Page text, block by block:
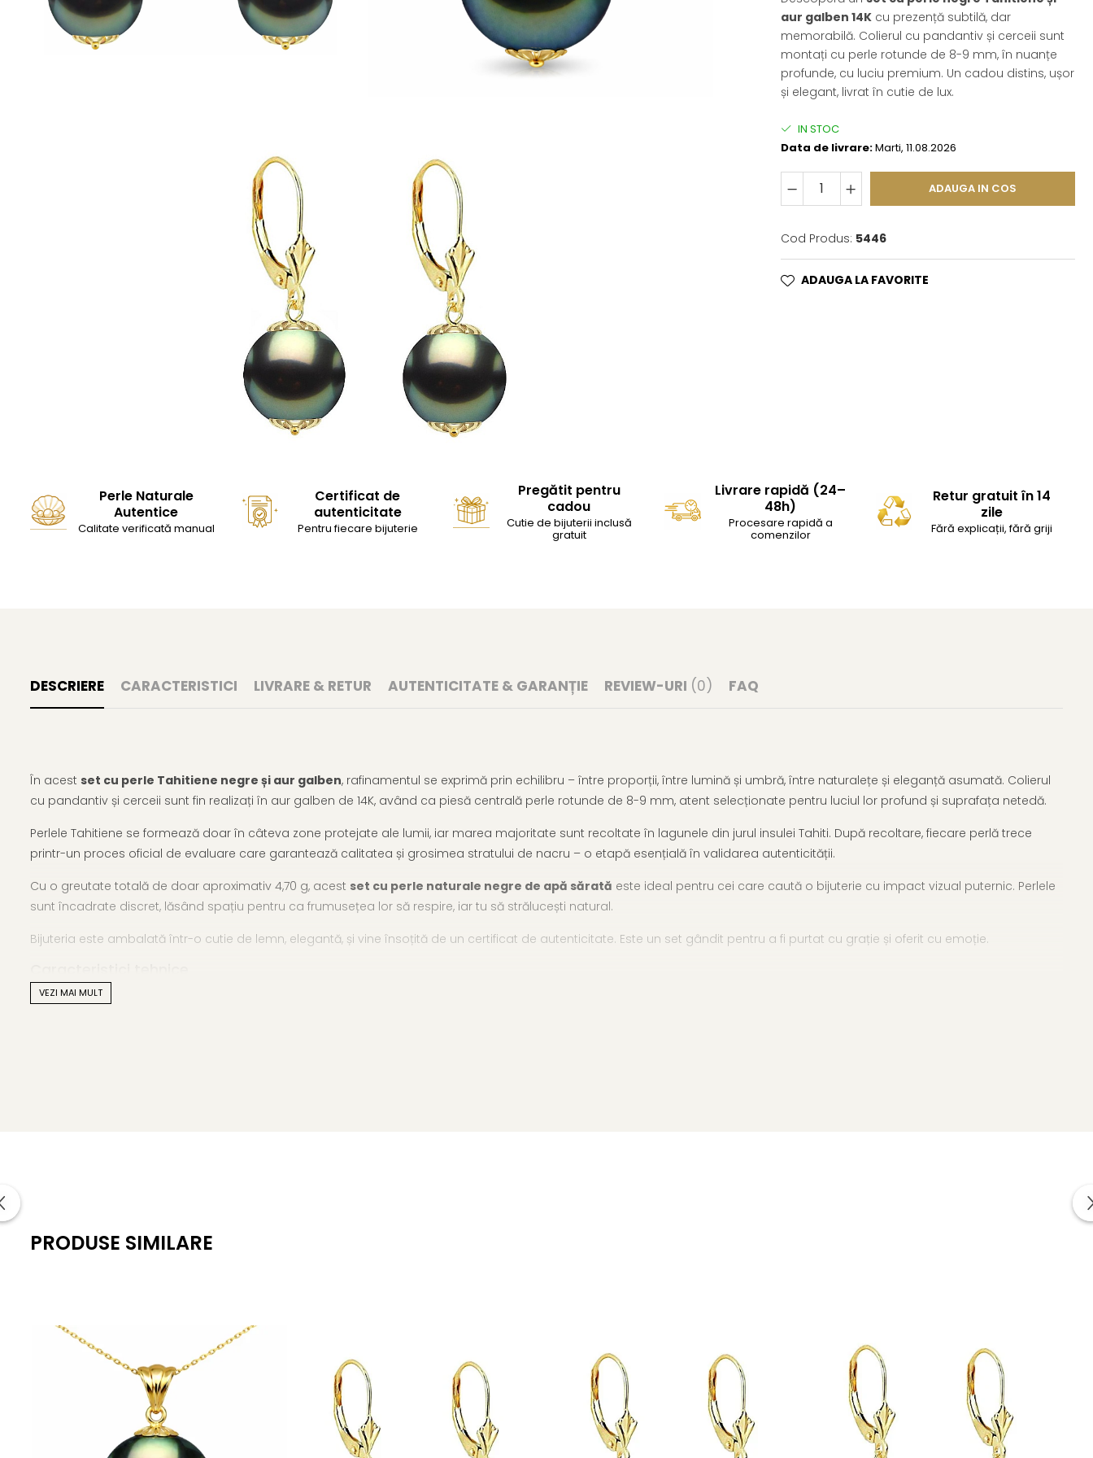
Seturi Perle cu Argint
Brățări cu Perle
aur galben 14K cu prezență subtilă, dar
memorabilă. Colierul cu pandantiv și cerceii sunt
montați cu perle rotunde de 8-9 mm, în nuanțe
profunde, cu luciu premium. Un cadou distins, ușor
și elegant, livrat în cutie de lux.
IN STOC
Data de livrare:Marti, 11.08.2026
ADAUGA IN COS
Cod Produs: 5446
ADAUGA LA FAVORITE
Perle Naturale
Autentice
Calitate verificată manual
Certificat de
autenticitate
Pentru fiecare bijuterie
Pregătit pentru
cadou
Cutie de bijuterii inclusă
gratuit
Livrare rapidă (24–
48h)
Procesare rapidă a
comenzilor
Retur gratuit în 14
zile
Fără explicații, fără griji
DESCRIERE CARACTERISTICI LIVRARE & RETUR AUTENTICITATE & GARANȚIE REVIEW-URI (0) FAQ
În acest set cu perle Tahitiene negre și aur galben, rafinamentul se exprimă prin echilibru – între proporții, între lumină și umbră, între naturalețe și eleganță asumată. Colierul
cu pandantiv și cerceii sunt fin realizați în aur galben de 14K, având ca piesă centrală perle rotunde de 8-9 mm, atent selecționate pentru luciul lor profund și suprafața netedă.
Perlele Tahitiene se formează doar în câteva zone protejate ale lumii, iar marea majoritate sunt recoltate în lagunele din jurul insulei Tahiti. După recoltare, fiecare perlă trece
printr-un proces oficial de evaluare care garantează calitatea și grosimea stratului de nacru – o etapă esențială în validarea autenticității.
Cu o greutate totală de doar aproximativ 4,70 g, acest set cu perle naturale negre de apă sărată este ideal pentru cei care caută o bijuterie cu impact vizual puternic. Perlele
sunt încadrate discret, lăsând spațiu pentru ca frumusețea lor să respire, iar tu să strălucești natural.
Bijuteria este ambalată într-o cutie de lemn, elegantă, și vine însoțită de un certificat de autenticitate. Este un set gândit pentru a fi purtat cu grație și oferit cu emoție.
Tipul perlelor: perle naturale Tahitiene negre, apă sărată
KASKADDA®
este un brand european de bijuterii premium, cu marcă înregistrată în 27 de țări. Toate produsele sunt realizate din perle naturale selectate manual, montate în
metale prețioase certificate. Fiecare bijuterie cu perle este însoțită de un certificat de garanție și autenticitate care atestă proveniența naturală a perlelor.
Pășește în ritmul eleganței tale cu acest
set cu perle Tahitiene și aur galben– ușor, exclusivist și plin de caracter.
Despre perlele tahitiene:
Perlele tahitiene se disting prin aspectul lor metalic, prin culorile spectaculoase de negru cu diferite nuanțe și prin dimensiunile mari.
VEZI MAI MULT
PRODUSE SIMILARE